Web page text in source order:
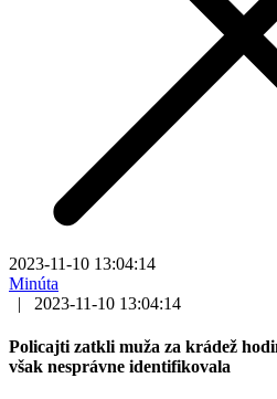
2023-11-10 13:04:14
Minúta
|
2023-11-10 13:04:14
Policajti zatkli muža za krádež
však nesprávne identifikovala